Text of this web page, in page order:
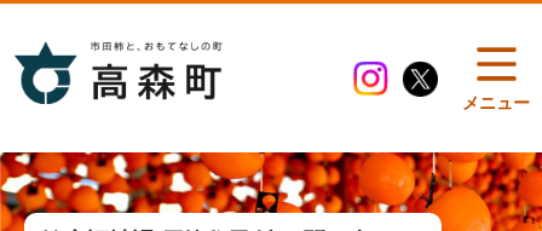
メニュー